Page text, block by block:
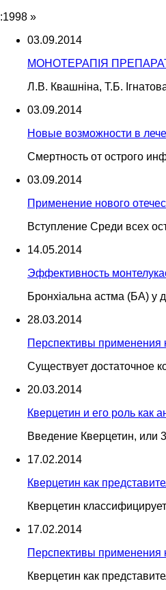
:1998 »
03.09.2014
МОНОТЕРАПІЯ
Л.В. Квашніна, Т.Б.
03.09.2014
Новые возможности в
Смертность от острого
03.09.2014
Применение нового
Вступление Среди всех
14.05.2014
Эффективность
Бронхіальна астма (БА) у
28.03.2014
Перспективы применения
Существует достаточное
20.03.2014
Кверцетин и его роль как
Введение Кверцетин, или
17.02.2014
Кверцетин как
Кверцетин
17.02.2014
Перспективы применения
Кверцетин как